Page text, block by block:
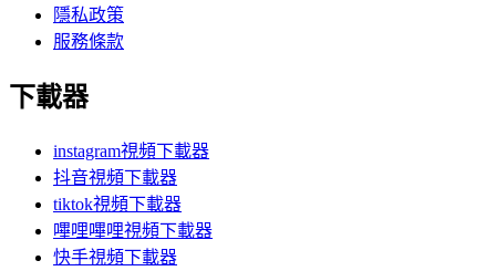
隱私政策
服務條款
下載器
instagram視頻下載器
抖音視頻下載器
tiktok視頻下載器
嗶哩嗶哩視頻下載器
快手視頻下載器